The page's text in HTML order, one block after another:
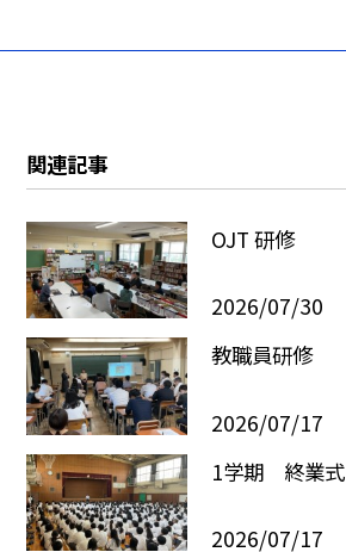
関連記事
OJT 研修
2026/07/30
教職員研修
2026/07/17
1学期 終業式
2026/07/17